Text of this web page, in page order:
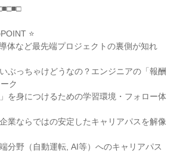
⭐
体など最先端プロジェクトの裏側が知れ
ぶっちゃけどうなの？エンジニアの「報酬
ク
を身につけるための学習環境・フォロー体
業ならではの安定したキャリアパスを解像
分野（自動運転, AI等）へのキャリアパス